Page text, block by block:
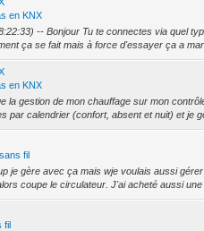
en KNX
-- Bonjour Tu te connectes via quel
ça se fait mais à force d'essayer ça a
en KNX
la gestion de mon chauffage sur mon
par calendrier (confort, absent et nuit) et je
fil
je gère avec ça mais wje voulais aussi
coupe le circulateur. J'ai acheté aussi
fil